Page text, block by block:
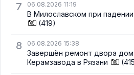
7 06.08.2026 11:19
В Милославском при
(419)
8 06.08.2026 15:38
Завершён ремонт двора
Керамзавода в Рязани